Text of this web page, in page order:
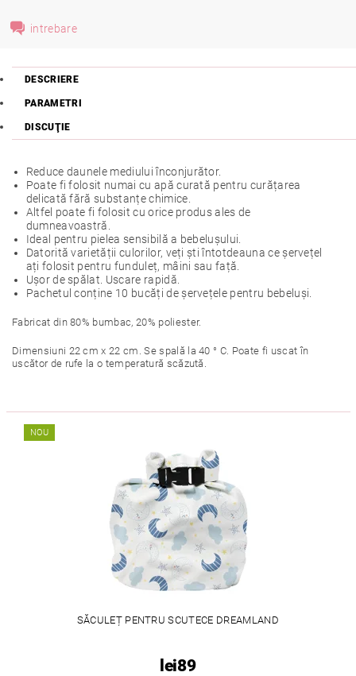
intrebare
DESCRIERE
PARAMETRI
DISCUŢIE
Reduce daunele mediului înconjurător.
Poate fi folosit numai cu apă curată pentru curățarea
delicată fără substanțe chimice.
Altfel poate fi folosit cu orice produs ales de
dumneavoastră.
Ideal pentru pielea sensibilă a bebelușului.
Datorită varietății culorilor, veți ști întotdeauna ce șervețel
ați folosit pentru funduleț, mâini sau față.
Ușor de spălat. Uscare rapidă.
Pachetul conține 10 bucăți de șervețele pentru bebeluși.
Fabricat din 80% bumbac, 20% poliester.
Dimensiuni 22 cm x 22 cm. Se spală la 40 ° C. Poate fi uscat în
uscător de rufe la o temperatură scăzută.
NOU
SĂCULEȚ PENTRU SCUTECE DREAMLAND
lei89